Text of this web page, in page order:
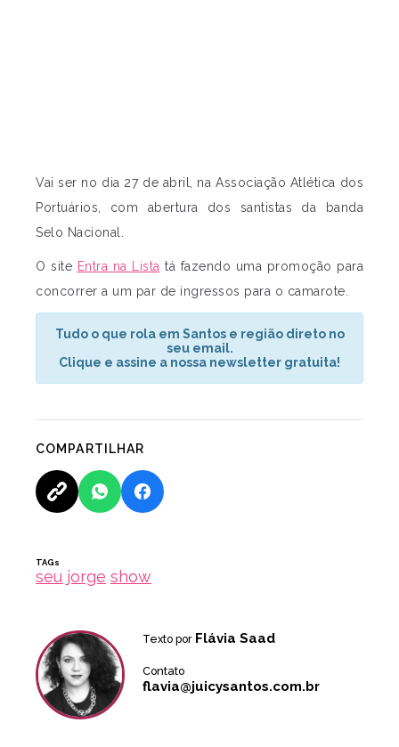
Vai ser no dia 27 de abril, na Associação Atlética dos
Portuários, com abertura dos santistas da banda
Selo Nacional.
O site Entra na Lista tá fazendo uma promoção para
concorrer a um par de ingressos para o camarote.
Tudo o que rola em Santos e região direto no
seu email.
Clique e assine a nossa newsletter gratuita!
COMPARTILHAR
TAGs
seu jorge show
Texto por Flávia Saad
Contato
flavia@juicysantos.com.br